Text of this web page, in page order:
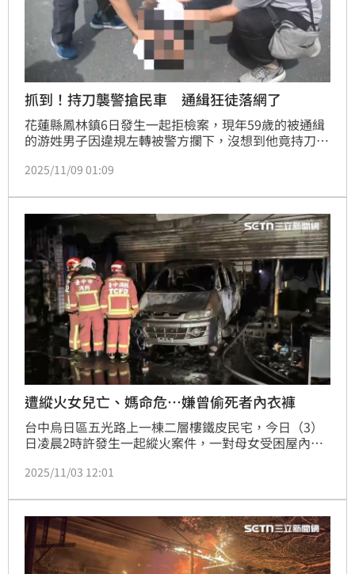
抓到！持刀襲警搶民車 通緝狂徒落網了
花蓮縣鳳林鎮6日發生一起拒檢案，現年59歲的被通緝
的游姓男子因違規左轉被警方攔下，沒想到他竟持刀拒
捕2天後，8日掌握游男行蹤，並趁著他外出用餐時出動
送辦。
2025/11/09 01:09
遭縱火女兒亡、媽命危…嫌曾偷死者內衣褲
台中烏日區五光路上一棟二層樓鐵皮民宅，今日（3）
日凌晨2時許發生一起縱火案件，一對母女受困屋內，
治；50歲媽媽則全身80％二度燒燙傷，仍在加護病房
者內衣，導致在租賃房屋上產生衝突，才會於懷恨在心
下，進而犯下案件。詳細案情仍調查釐清。
2025/11/03 12:01